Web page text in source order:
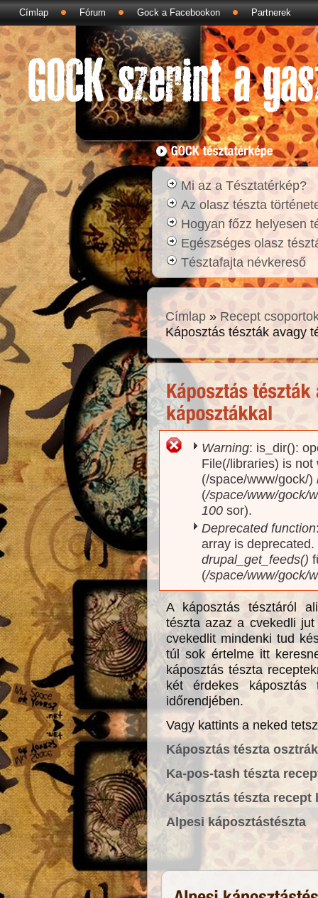
Címlap Fórum Gock a Facebookon Partnerek
Mi az a Tésztatérkép?
Az olasz tészta
Hogyan főzz helyesen
Egészséges olasz
Tésztafajta névkereső
Címlap » Recept
Káposztás tészták avagy
Hibaüzenet
Warning: is_dir():
File(/libraries) is
(/space/www/gock/)
(/space/www/gock/
100 sor).
Deprecated function
array is
drupal_get_feeds()
(/space/www/gock/
A káposztás tésztáról
tészta azaz a cvekedli
cvekedlit mindenki tud
túl sok értelme itt
káposztás tészta
két érdekes káposztás
időrendjében.
Vagy kattints a neked
Káposztás tészta
Ka-pos-tash tészta
Káposztás tészta recept
Alpesi káposztástészta